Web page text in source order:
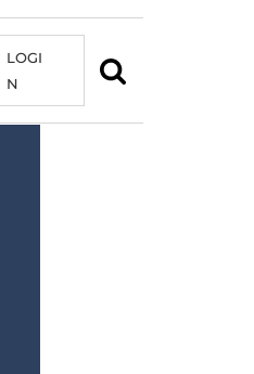
LOGI
N